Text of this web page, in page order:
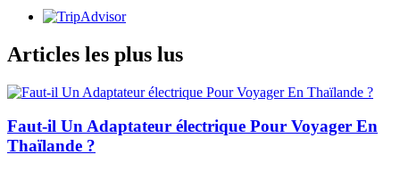
Articles les plus lus
Faut-il Un Adaptateur électrique Pour Voyager En
Thaïlande ?